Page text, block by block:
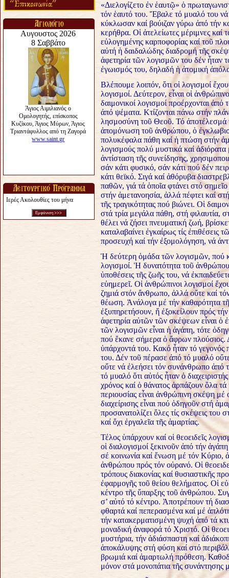
Ιερές Ακολουθίες του μήνα
«Διελογίζετο ἐν ἑαυτῷ» ὁ
τόν ἑαυτό του. Ἔβαλε τό μυαλό του
κύκλωσαν καί βούιζαν γύρω ἀπό τήν
κερήθρα. Οἱ ἀτελείωτες μέριμνες καί
εὐλογημένης καρποφορίας καί τοῦ
αὐτή ἡ δαιδαλώδης διαδρομή τῆς
ἀφετηρία τῶν λογισμῶν του δέν
ἐγωισμός του, δηλαδή ἡ ἀτομική
Βλέπουμε λοιπόν, ὅτι οἱ λογισμοί
λογισμοί. Δεύτερον, εἶναι οἱ
δαιμονικοί λογισμοί προέρχονται
ἀπό ψέματα. Κτίζονται πάνω στήν
λησμοσύνη τοῦ Θεοῦ. Τό ἀποτέλεσμά
ἀπομόνωση τοῦ ἀνθρώπου, ὁ
πολυκέφαλα πάθη καί ἡ πτώση στήν
λογισμούς πολύ μυστικά καί
ἀντίσταση τῆς συνείδησης,
σάν κάτι φυσικό, σάν κάτι πού δέν
κάτι θεϊκό. Σιγά καί ἀθόρυβα
παθῶν, γιά τά ὁποῖα φτάνει στό
στήν ἀμετανοησία, ἀλλά πέφτει καί
τῆς τραγικότητας πού βιώνει. Οἱ
στά τρία μεγάλα πάθη, στή φιλαυτία,
θέλει νά ζήσει πνευματική ζωή,
καταλαβαίνει ἐγκαίρως τίς ἐπιθέσεις
προσευχή καί τήν ἐξομολόγηση, νά
Ἡ δεύτερη ὁμάδα τῶν λογισμῶν, πού
λογισμοί. Ἡ δυνατότητα τοῦ ἀνθρώπου
ὑποθέσεις τῆς ζωῆς του, νά
εὐημερεῖ. Οἱ ἀνθρώπινοι λογισμοί
ζημιά στόν ἄνθρωπο, ἀλλά οὔτε καί
θέωση. Ἀνάλογα μέ τήν καθαρότητα
ἐξυπηρετήσουν, ἤ ἐξοκείλουν πρός
ἀφετηρία αὐτῶν τῶν σκέψεων εἶναι ὁ
τῶν λογισμῶν εἶναι ἡ ἀγάπη, τότε
πού ἔκανε σήμερα ὁ ἄφρων πλούσιος.
ὑπάρχοντά του. Κακό ἦταν τό γεγονός
του. Δέν τοῦ πέρασε ἀπό τό μυαλό
οὔτε νά ἐλεήσει τόν συνάνθρωπο ἀπό
τό μυαλό ὅτι αὐτός ἦταν ὁ
χρόνος καί ὁ θάνατος ἁρπάζουν ὅλα
περιουσίας εἶναι ἀνθρώπινη σκέψη
διαχείρισης εἶναι πού ὁδηγοῦν στή
προσανατολίζει ὅλες τίς σκέψεις
καί ὄχι ἐργαλεῖα τῆς ἁμαρτίας.
Τέλος ὑπάρχουν καί οἱ θεοειδεῖς
οἱ διαλογισμοί ξεκινοῦν ἀπό τήν
σέ κοινωνία καί ἕνωση μέ τόν Κύριο,
ἀνθρώπου πρός τόν οὐρανό. Οἱ
τρόπους διακονίας καί θυσιαστικῆς
ἐφαρμογῆς τοῦ θείου θελήματος. Οἱ
κέντρο τῆς ὕπαρξης τοῦ ἀνθρώπου.
σ’ αὐτό τό κέντρο. Ἀποτρέπουν τή
φθαρτά καί πεπερασμένα καί μέ
τήν κατακερματισμένη ψυχή ἀπό τά
μοναδική ἀναφορά τό Χριστό. Οἱ
μυστήρια, τήν ἀδιάσπαστη καί
ἀποκάλυψης στή φύση καί στό
βρωμιά καί ἁμαρτωλή πρόθεση.
μόνον στά μονοπάτια τῆς συνάντησης